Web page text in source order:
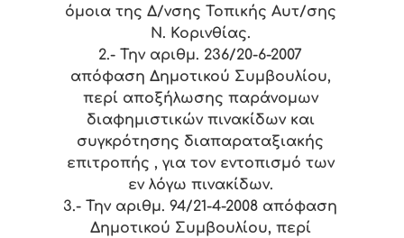
όμοια της Δ/νσης Τοπικής Αυτ/σης
Ν. Κορινθίας.
2.- Την αριθμ. 236/20-6-2007
απόφαση Δημοτικού Συμβουλίου,
περί αποξήλωσης παράνομων
διαφημιστικών πινακίδων και
συγκρότησης διαπαραταξιακής
επιτροπής , για τον εντοπισμό των
εν λόγω πινακίδων.
3.- Την αριθμ. 94/21-4-2008 απόφαση
Δημοτικού Συμβουλίου, περί